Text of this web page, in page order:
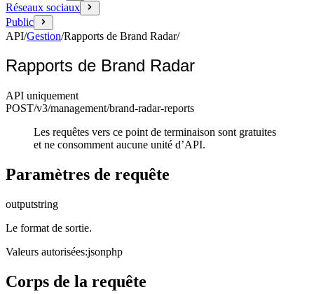
Réseaux sociaux
Public
API/Gestion/Rapports de Brand Radar/
Rapports de Brand Radar
API uniquement
POST/v3/management/brand-radar-reports
Les requêtes vers ce point de terminaison sont gratuites
et ne consomment aucune unité d’API.
Paramètres de requête
outputstring
Le format de sortie.
Valeurs autorisées:jsonphp
Corps de la requête